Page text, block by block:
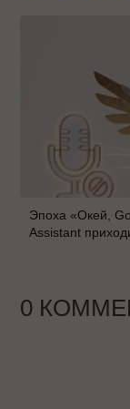
Эпоха «Окей,
Assistant
0